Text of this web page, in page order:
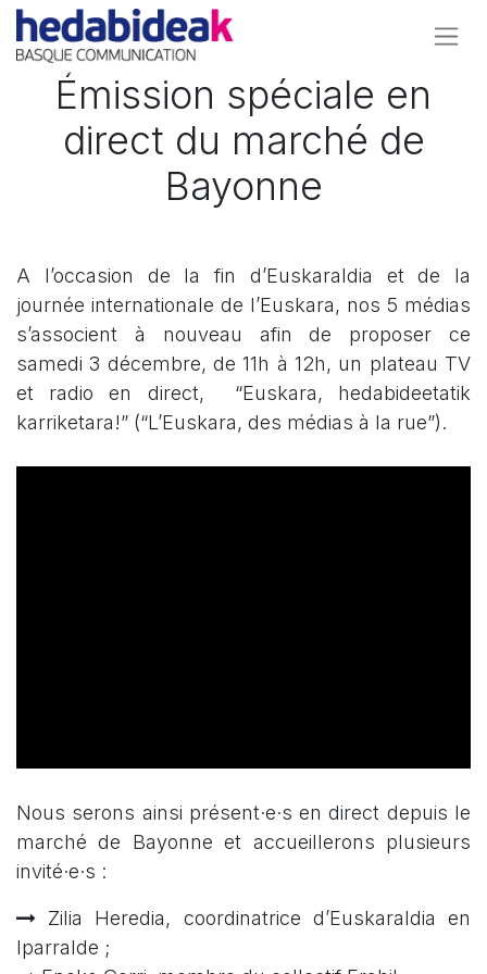
Émission spéciale en
direct du marché de
Bayonne
A l’occasion de la fin d’Euskaraldia et de la
journée internationale de l’Euskara, nos 5 médias
s’associent à nouveau afin de proposer ce
samedi 3 décembre, de 11h à 12h, un plateau TV
et radio en direct,
“Euskara, hedabideetatik
karriketara!” (“L’Euskara, des médias à la rue”).
Nous serons ainsi présent·e·s en direct depuis le
marché de Bayonne et accueillerons plusieurs
invité·e·s :
Zilia Heredia, coordinatrice d’Euskaraldia en
Iparralde ;